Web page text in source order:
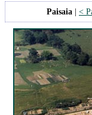
Paisaia | <